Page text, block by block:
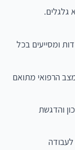
גלגלים.
ומסייעים בכל
הרפואי מתואם
והדגשת
לעבודה